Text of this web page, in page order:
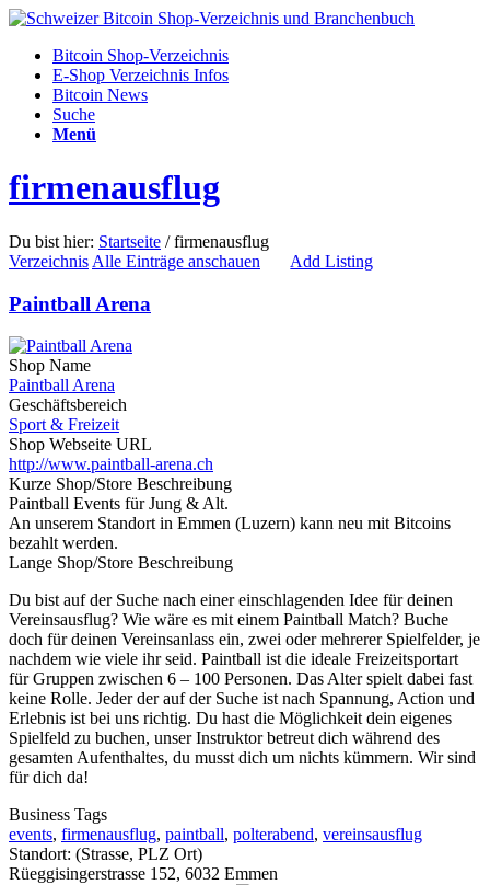
Bitcoin Shop-Verzeichnis
E-Shop Verzeichnis Infos
Bitcoin News
Suche
Menü
firmenausflug
Du bist hier: Startseite / firmenausflug
Verzeichnis Alle Einträge anschauen Add Listing
Paintball Arena
Shop Name
Paintball Arena
Geschäftsbereich
Sport & Freizeit
Shop Webseite URL
http://www.paintball-arena.ch
Kurze Shop/Store Beschreibung
Paintball Events für Jung & Alt.
An unserem Standort in Emmen (Luzern) kann neu mit Bitcoins
bezahlt werden.
Lange Shop/Store Beschreibung
Du bist auf der Suche nach einer einschlagenden Idee für deinen
Vereinsausflug? Wie wäre es mit einem Paintball Match? Buche
doch für deinen Vereinsanlass ein, zwei oder mehrerer Spielfelder, je
nachdem wie viele ihr seid. Paintball ist die ideale Freizeitsportart
für Gruppen zwischen 6 – 100 Personen. Das Alter spielt dabei fast
keine Rolle. Jeder der auf der Suche ist nach Spannung, Action und
Erlebnis ist bei uns richtig. Du hast die Möglichkeit dein eigenes
Spielfeld zu buchen, unser Instruktor betreut dich während des
gesamten Aufenthaltes, du musst dich um nichts kümmern. Wir sind
für dich da!
Business Tags
events, firmenausflug, paintball, polterabend, vereinsausflug
Standort: (Strasse, PLZ Ort)
Rüeggisingerstrasse 152, 6032 Emmen